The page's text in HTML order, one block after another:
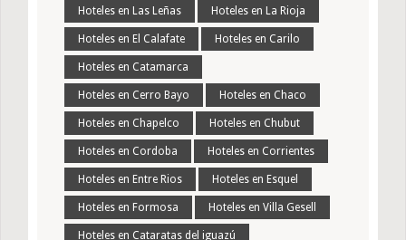
Hoteles en Las Leñas Hoteles en La Rioja
Hoteles en El Calafate Hoteles en Carilo
Hoteles en Catamarca
Hoteles en Cerro Bayo Hoteles en Chaco
Hoteles en Chapelco Hoteles en Chubut
Hoteles en Cordoba Hoteles en Corrientes
Hoteles en Entre Rios Hoteles en Esquel
Hoteles en Formosa Hoteles en Villa Gesell
Hoteles en Cataratas del iguazú